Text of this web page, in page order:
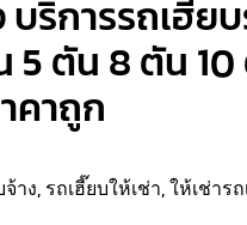
ริการรถเฮี๊ย
5 ตัน 8 ตัน
คาถูก
าง, รถเฮี๊ยบให้เช่า,ให้เช่าร